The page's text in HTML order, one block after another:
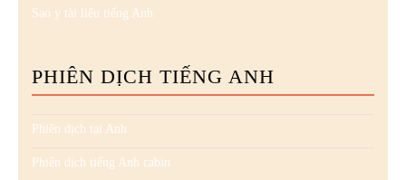
Sao y tài liệu tiếng Anh
PHIÊN DỊCH TIẾNG ANH
Phiên dịch tại Anh
Phiên dịch tiếng Anh cabin